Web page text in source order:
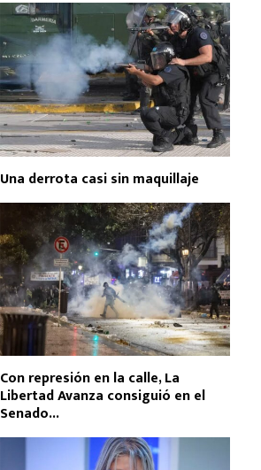
Una derrota casi sin maquillaje
Con represión en la calle, La
Libertad Avanza consiguió en el
Senado...